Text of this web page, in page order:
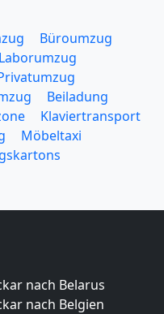
Büroumzug
Laborumzug
Beiladung
Klaviertransport
Möbeltaxi
nach Belarus
nach Belgien